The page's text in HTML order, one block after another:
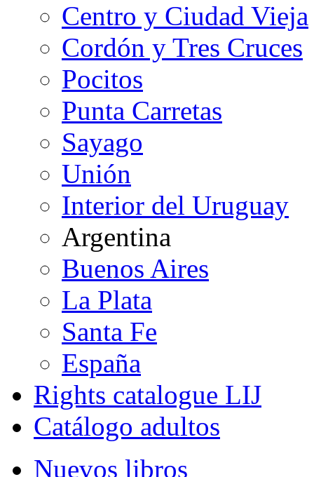
Centro y Ciudad Vieja
Cordón y Tres Cruces
Pocitos
Punta Carretas
Sayago
Unión
Interior del Uruguay
Argentina
Buenos Aires
La Plata
Santa Fe
España
Rights catalogue LIJ
Catálogo adultos
Nuevos libros